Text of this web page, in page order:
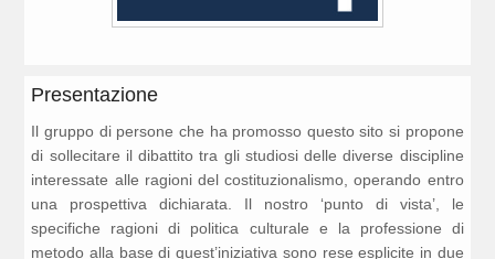
Presentazione
Il gruppo di persone che ha promosso questo sito si propone
di sollecitare il dibattito tra gli studiosi delle diverse discipline
interessate alle ragioni del costituzionalismo, operando entro
una prospettiva dichiarata. Il nostro ‘punto di vista’, le
specifiche ragioni di politica culturale e la professione di
metodo alla base di quest’iniziativa sono rese esplicite in due